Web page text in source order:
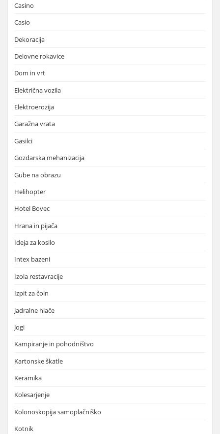
Casino
Casio
Dekoracija
Delovne rokavice
Dom in vrt
Električna vozila
Elektroerozija
Garažna vrata
Gasilci
Gozdarska mehanizacija
Gube na obrazu
Helihopter
Hotel Bovec
Hrana in pijača
Ideja za kosilo
Intex bazeni
Izola restavracije
Izpit za čoln
Jadralne hlače
Jogi
Kampiranje in pohodništvo
Kartonske škatle
Keramika
Kolesarjenje
Kolonoskopija samoplačniško
Kotnik